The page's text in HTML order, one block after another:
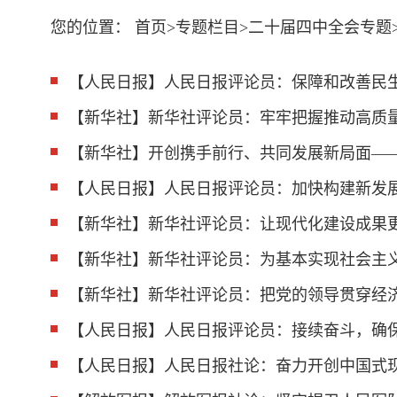
您的位置： 首页>专题栏目 >二十届四中全会专题
【人民日报】人民日报评论员：保障和改善
【新华社】新华社评论员：牢牢把握推动高质
【新华社】开创携手前行、共同发展新局面
【人民日报】人民日报评论员：加快构建新
【新华社】新华社评论员：让现代化建设成
【新华社】新华社评论员：为基本实现社会主
【新华社】新华社评论员：把党的领导贯穿
【人民日报】人民日报评论员：接续奋斗，
【人民日报】人民日报社论：奋力开创中国式